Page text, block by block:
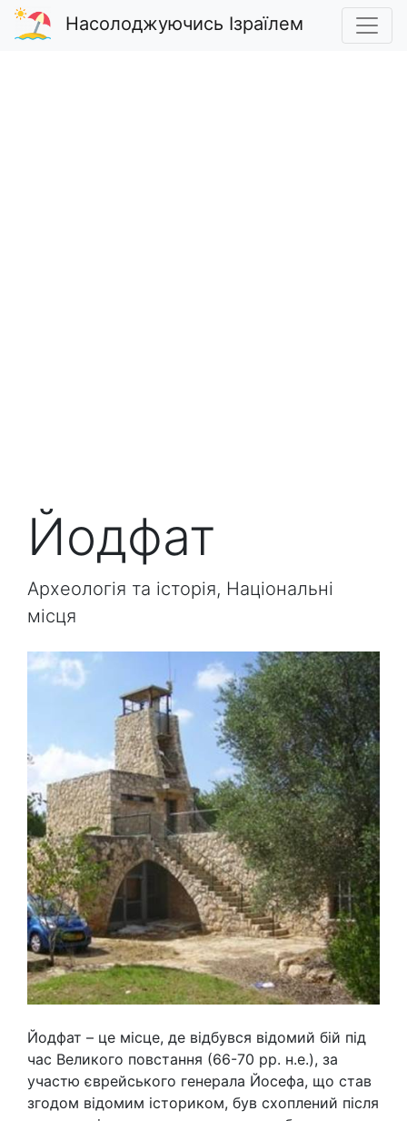
Насолоджуючись Ізраїлем
Йодфат
Археологія та історія, Національні
місця
Йодфат – це місце, де відбувся відомий бій під
час Великого повстання (66-70 рр. н.е.), за
участю єврейського генерала Йосефа, що став
згодом відомим істориком, був схоплений після